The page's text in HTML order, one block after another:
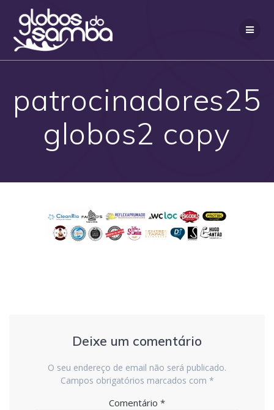
patrocinadores25
globos2 copy
Deixe um comentário
O seu endereço de email não será publicado.
Campos obrigatórios marcados com *
Comentário *